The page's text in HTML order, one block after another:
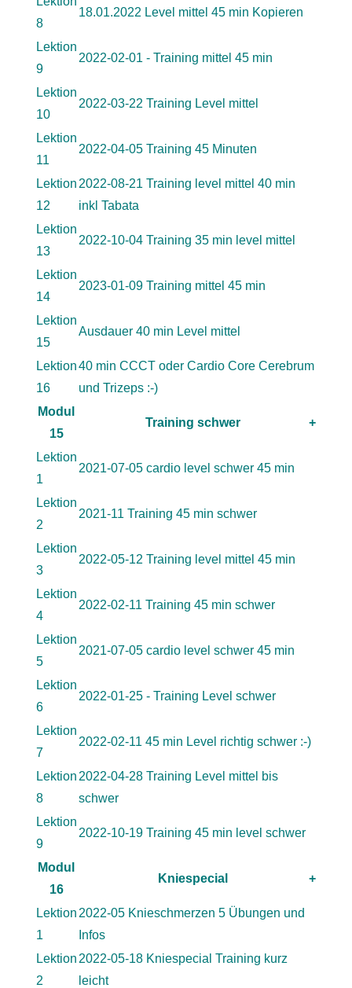
8
18.01.2022 Level mittel 45 min Kopieren
Lektion
9
2022-02-01 - Training mittel 45 min
Lektion
10
2022-03-22 Training Level mittel
Lektion
11
2022-04-05 Training 45 Minuten
Lektion
12
2022-08-21 Training level mittel 40 min
inkl Tabata
Lektion
13
2022-10-04 Training 35 min level mittel
Lektion
14
2023-01-09 Training mittel 45 min
Lektion
15
Ausdauer 40 min Level mittel
Lektion
16
40 min CCCT oder Cardio Core Cerebrum
und Trizeps :-)
Modul
15
Training schwer +
Lektion
1
2021-07-05 cardio level schwer 45 min
Lektion
2
2021-11 Training 45 min schwer
Lektion
3
2022-05-12 Training level mittel 45 min
Lektion
4
2022-02-11 Training 45 min schwer
Lektion
5
2021-07-05 cardio level schwer 45 min
Lektion
6
2022-01-25 - Training Level schwer
Lektion
7
2022-02-11 45 min Level richtig schwer :-)
Lektion
8
2022-04-28 Training Level mittel bis
schwer
Lektion
9
2022-10-19 Training 45 min level schwer
Modul
16
Kniespecial +
Lektion
1
2022-05 Knieschmerzen 5 Übungen und
Infos
Lektion
2
2022-05-18 Kniespecial Training kurz
leicht